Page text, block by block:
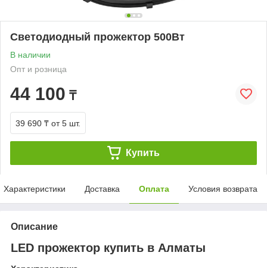
Светодиодный прожектор 500Вт
В наличии
Опт и розница
44 100 ₸
39 690 ₸ от 5 шт.
Купить
Характеристики Доставка Оплата Условия возврата
Описание
LED прожектор купить в Алматы